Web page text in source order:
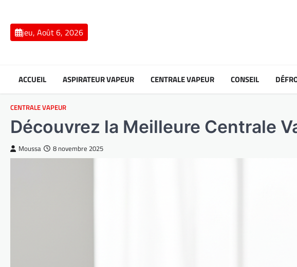
contentjeu, Août 6, 2026
ACCUEIL ASPIRATEUR VAPEUR CENTRALE VAPEUR CONSEIL
CENTRALE VAPEUR
Découvrez la Meilleure Centrale
Moussa 8 novembre 2025